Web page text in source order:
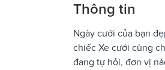
Thông tin
Ngày cưới của bạn
chiếc Xe cưới cùng
đang tự hỏi, đơn vị